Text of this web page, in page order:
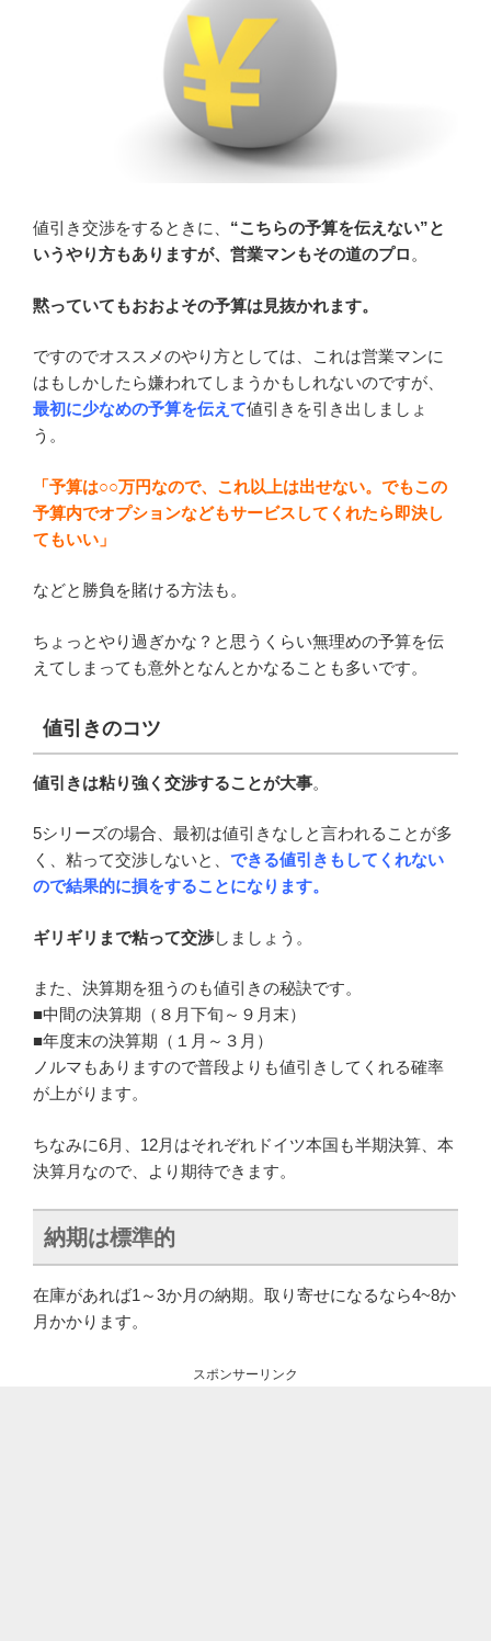
値引き交渉をするときに、 “こちらの予算を伝えない”と
いうやり方もありますが、営業マンもその道のプロ。
黙っていてもおおよその予算は見抜かれます。
ですのでオススメのやり方としては、これは営業マンに
はもしかしたら嫌われてしまうかもしれないのですが、
最初に少なめの予算を伝えて値引きを引き出しましょ
う。
「予算は○○万円なので、これ以上は出せない。でもこの
予算内でオプションなどもサービスしてくれたら即決し
てもいい」
などと勝負を賭ける方法も。
ちょっとやり過ぎかな？と思うくらい無理めの予算を伝
えてしまっても意外となんとかなることも多いです。
値引きのコツ
値引きは粘り強く交渉することが大事。
5シリーズの場合、最初は値引きなしと言われることが多
く、粘って交渉しないと、 できる値引きもしてくれない
ので結果的に損をすることになります。
ギリギリまで粘って交渉しましょう。
また、決算期を狙うのも値引きの秘訣です。
■中間の決算期（８月下旬～９月末）
■年度末の決算期（１月～３月）
ノルマもありますので普段よりも値引きしてくれる確率
が上がります。
ちなみに6月、12月はそれぞれドイツ本国も半期決算、本
決算月なので、より期待できます。
納期は標準的
在庫があれば1～3か月の納期。取り寄せになるなら4~8か
月かかります。
スポンサーリンク